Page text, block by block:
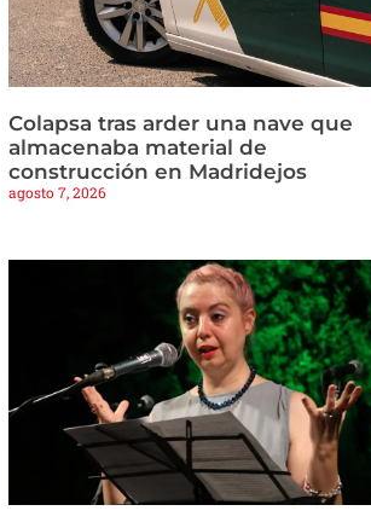
Colapsa tras arder una nave que
almacenaba material de
construcción en Madridejos
agosto 7, 2026